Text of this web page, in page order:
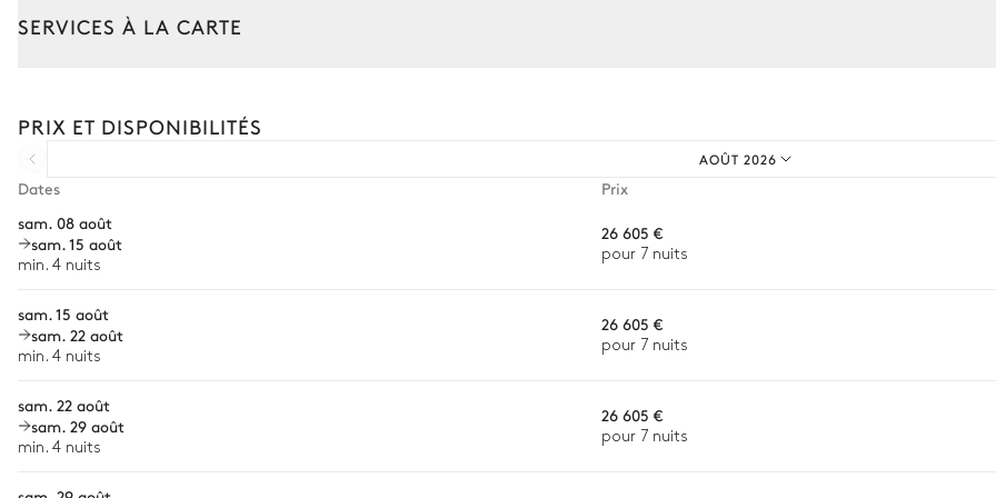
Salle à manger
8 places Bois
Piano
Cuisine
Indépendante
Réfrigérateur
Congélateur
Four professionnel
SERVICES À LA CARTE
Courses livrées avant l'arrivée
Chef à domicile
Personnel de maison supplémentaire
Babysitter
Les services proposés peuvent varier selon la saison, la destination ou la disponibilité. Notre conciergerie vous guidera vers les
PRIX ET DISPONIBILITÉS
AOÛT 2026
Dates
Prix
sam. 08 août
sam. 15 août
min. 4 nuits
26 605 €
pour 7 nuits
sam. 15 août
sam. 22 août
min. 4 nuits
26 605 €
pour 7 nuits
sam. 22 août
sam. 29 août
min. 4 nuits
26 605 €
pour 7 nuits